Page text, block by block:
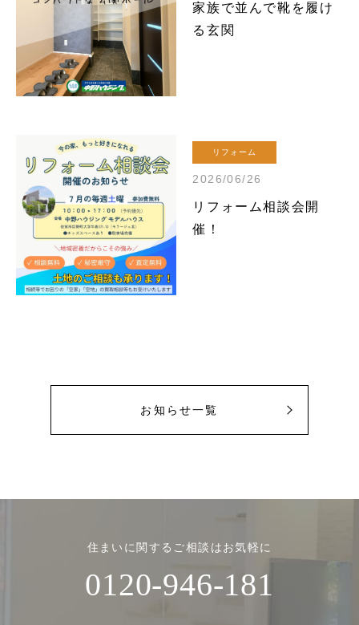
家族で並んで靴を履け
る玄関
リフォーム
2026/06/26
リフォーム相談会開
催！
お知らせ一覧
住まいに関するご相談はお気軽に
0120-946-181